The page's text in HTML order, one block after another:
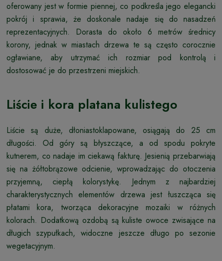
oferowany jest w formie piennej, co podkreśla jego elegancki
pokrój i sprawia, że doskonale nadaje się do nasadzeń
reprezentacyjnych. Dorasta do około 6 metrów średnicy
korony, jednak w miastach drzewa te są często corocznie
ogławiane, aby utrzymać ich rozmiar pod kontrolą i
dostosować je do przestrzeni miejskich.
Liście i kora platana kulistego
Liście są duże, dłoniastoklapowane, osiągają do 25 cm
długości. Od góry są błyszczące, a od spodu pokryte
kutnerem, co nadaje im ciekawą fakturę. Jesienią przebarwiają
się na żółtobrązowe odcienie, wprowadzając do otoczenia
przyjemną, ciepłą kolorystykę. Jednym z najbardziej
charakterystycznych elementów drzewa jest łuszcząca się
płatami kora, tworząca dekoracyjne mozaiki w różnych
kolorach. Dodatkową ozdobą są kuliste owoce zwisające na
długich szypułkach, widoczne jeszcze długo po sezonie
wegetacyjnym.